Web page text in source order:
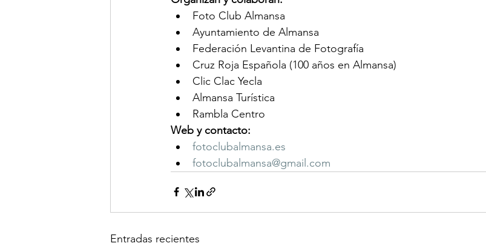
Foto Club Almansa
Ayuntamiento de Almansa
Federación Levantina de Fotografía
Cruz Roja Española (100 años en Almansa)
Clic Clac Yecla
Almansa Turística
Rambla Centro
Web y contacto:
fotoclubalmansa.es
fotoclubalmansa@gmail.com
Entradas recientes